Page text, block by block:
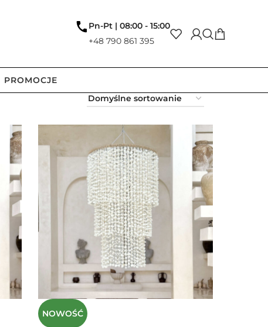
+48 790 861 395
Pn-Pt | 08:00 - 15:00
PROMOCJE
NOWOŚĆ